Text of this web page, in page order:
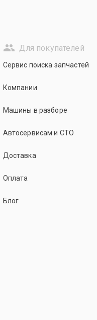
Для покупателей
Сервис поиска запчастей
Компании
Машины в разборе
Автосервисам и СТО
Доставка
Оплата
Блог